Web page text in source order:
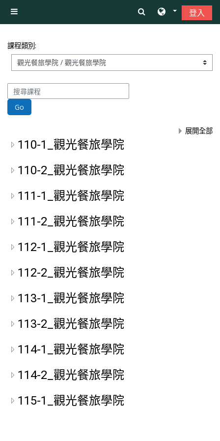
側板
登入
課程類別:
搜尋課程
Go
展開全部
110-1_觀光餐旅學院
110-2_觀光餐旅學院
111-1_觀光餐旅學院
111-2_觀光餐旅學院
112-1_觀光餐旅學院
112-2_觀光餐旅學院
113-1_觀光餐旅學院
113-2_觀光餐旅學院
114-1_觀光餐旅學院
114-2_觀光餐旅學院
115-1_觀光餐旅學院